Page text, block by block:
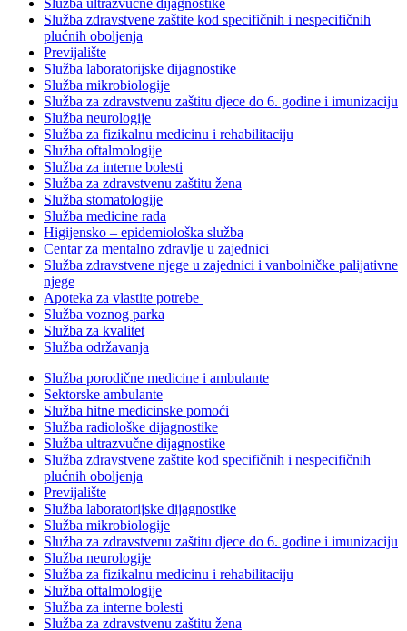
Služba zdravstvene zaštite kod specifičnih i nespecifičnih
plućnih oboljenja
Previjalište
Služba laboratorijske dijagnostike
Služba mikrobiologije
Služba za zdravstvenu zaštitu djece do 6. godine i imunizaciju
Služba neurologije
Služba za fizikalnu medicinu i rehabilitaciju
Služba oftalmologije
Služba za interne bolesti
Služba za zdravstvenu zaštitu žena
Služba stomatologije
Služba medicine rada
Higijensko – epidemiološka služba
Centar za mentalno zdravlje u zajednici
Služba zdravstvene njege u zajednici i vanbolničke palijativne
njege
Apoteka za vlastite potrebe
Služba voznog parka
Služba za kvalitet
Služba održavanja
Služba porodične medicine i ambulante
Sektorske ambulante
Služba hitne medicinske pomoći
Služba radiološke dijagnostike
Služba ultrazvučne dijagnostike
Služba zdravstvene zaštite kod specifičnih i nespecifičnih
plućnih oboljenja
Previjalište
Služba laboratorijske dijagnostike
Služba mikrobiologije
Služba za zdravstvenu zaštitu djece do 6. godine i imunizaciju
Služba neurologije
Služba za fizikalnu medicinu i rehabilitaciju
Služba oftalmologije
Služba za interne bolesti
Služba za zdravstvenu zaštitu žena